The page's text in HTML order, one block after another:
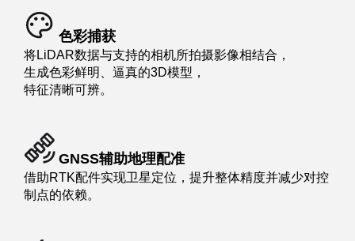
色彩捕获
将LiDAR数据与支持的相机所拍摄影像相结合，
生成色彩鲜明、逼真的3D模型，
特征清晰可辨。
GNSS辅助地理配准
借助RTK配件实现卫星定位，提升整体精度并减少对控
制点的依赖。